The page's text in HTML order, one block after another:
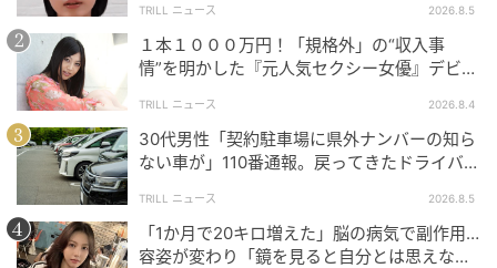
TRILL ニュース 2026.8.5
１本１０００万円！「規格外」の“収入事
情”を明かした『元人気セクシー女優』デビュ
TRILL ニュース 2026.8.4
30代男性「契約駐車場に県外ナンバーの知ら
ない車が」110番通報。戻ってきたドライバー
TRILL ニュース 2026.8.5
「1か月で20キロ増えた」脳の病気で副作用…
容姿が変わり「鏡を見ると自分とは思えなか